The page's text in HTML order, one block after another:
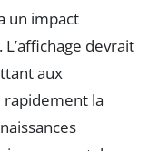
un impact
devrait
aux
la